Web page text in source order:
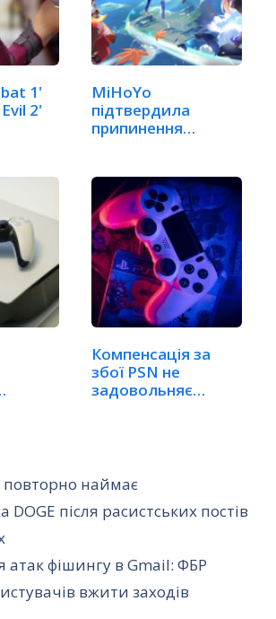
1'
2'
MiHoYo
підтвердила
припинення
Компенсація за
збої PSN не
задовольняє
повторно наймає
DOGE після расистських постів
атак фішингу в Gmail: ФБР
вжити заходів